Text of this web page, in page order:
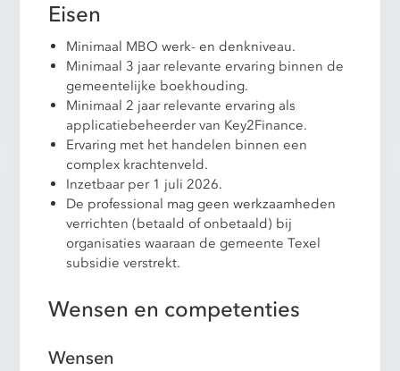
Eisen
Minimaal MBO werk- en denkniveau.
Minimaal 3 jaar relevante ervaring binnen de
gemeentelijke boekhouding.
Minimaal 2 jaar relevante ervaring als
applicatiebeheerder van Key2Finance.
Ervaring met het handelen binnen een
complex krachtenveld.
Inzetbaar per 1 juli 2026.
De professional mag geen werkzaamheden
verrichten (betaald of onbetaald) bij
organisaties waaraan de gemeente Texel
subsidie verstrekt.
Wensen en competenties
Wensen